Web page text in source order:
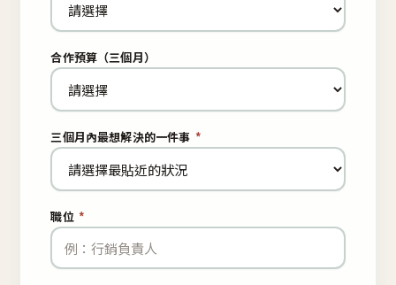
合作預算（三個月）
三個月內最想解決的一件事 *
職位 *